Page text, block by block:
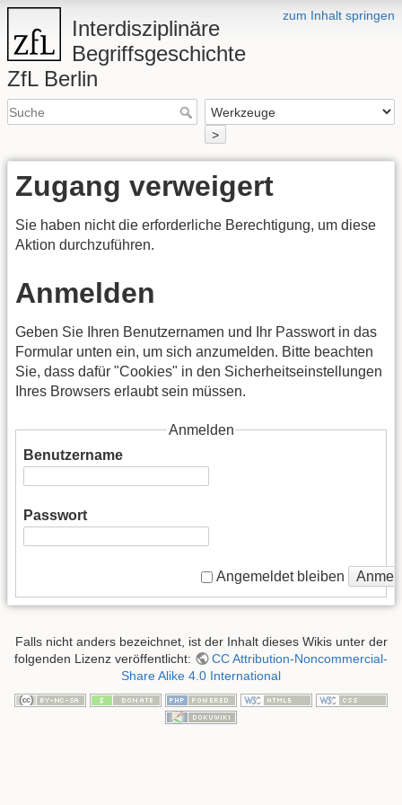
zum Inhalt springen
Interdisziplinäre
Begriffsgeschichte
ZfL Berlin
>
Zugang verweigert
Sie haben nicht die erforderliche Berechtigung, um diese
Aktion durchzuführen.
Anmelden
Geben Sie Ihren Benutzernamen und Ihr Passwort in das
Formular unten ein, um sich anzumelden. Bitte beachten
Sie, dass dafür "Cookies" in den Sicherheitseinstellungen
Ihres Browsers erlaubt sein müssen.
Anmelden
Benutzername
Passwort
Angemeldet bleiben
Falls nicht anders bezeichnet, ist der Inhalt dieses Wikis unter der
folgenden Lizenz veröffentlicht:
CC Attribution-Noncommercial-
Share Alike 4.0 International